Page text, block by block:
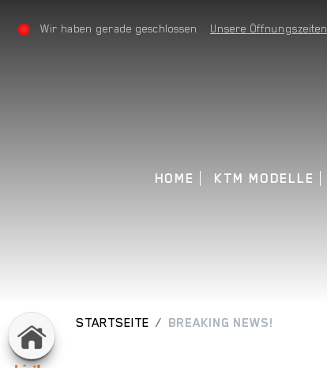
Wir haben gerade geschlossen Unsere Öffnungszeiten
HOME KTM MODELLE
STARTSEITE BREAKING NEWS!